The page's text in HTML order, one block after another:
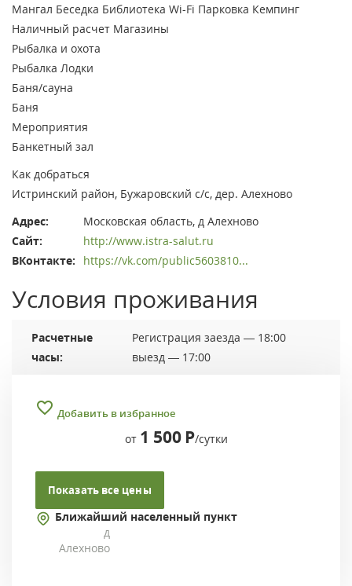
Мангал Беседка Библиотека Wi-Fi Парковка Кемпинг
Наличный расчет Магазины
Рыбалка и охота
Рыбалка Лодки
Баня/сауна
Баня
Мероприятия
Банкетный зал
Как добраться
Истринский район, Бужаровский с/с, дер. Алехново
Адрес:
Московская область, д Алехново
Сайт:
http://www.istra-salut.ru
ВКонтакте:
https://vk.com/public5603810...
Условия проживания
Расчетные
часы:
Регистрация заезда — 18:00
выезд — 17:00
Добавить в избранное
от 1 500 Р/сутки
Показать все цены
Ближайший населенный пункт
д
Алехново